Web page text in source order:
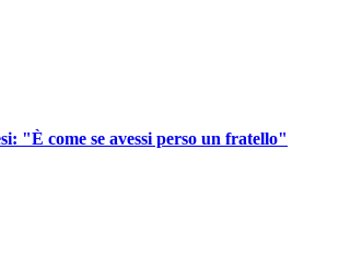
"È come se avessi perso un fratello"